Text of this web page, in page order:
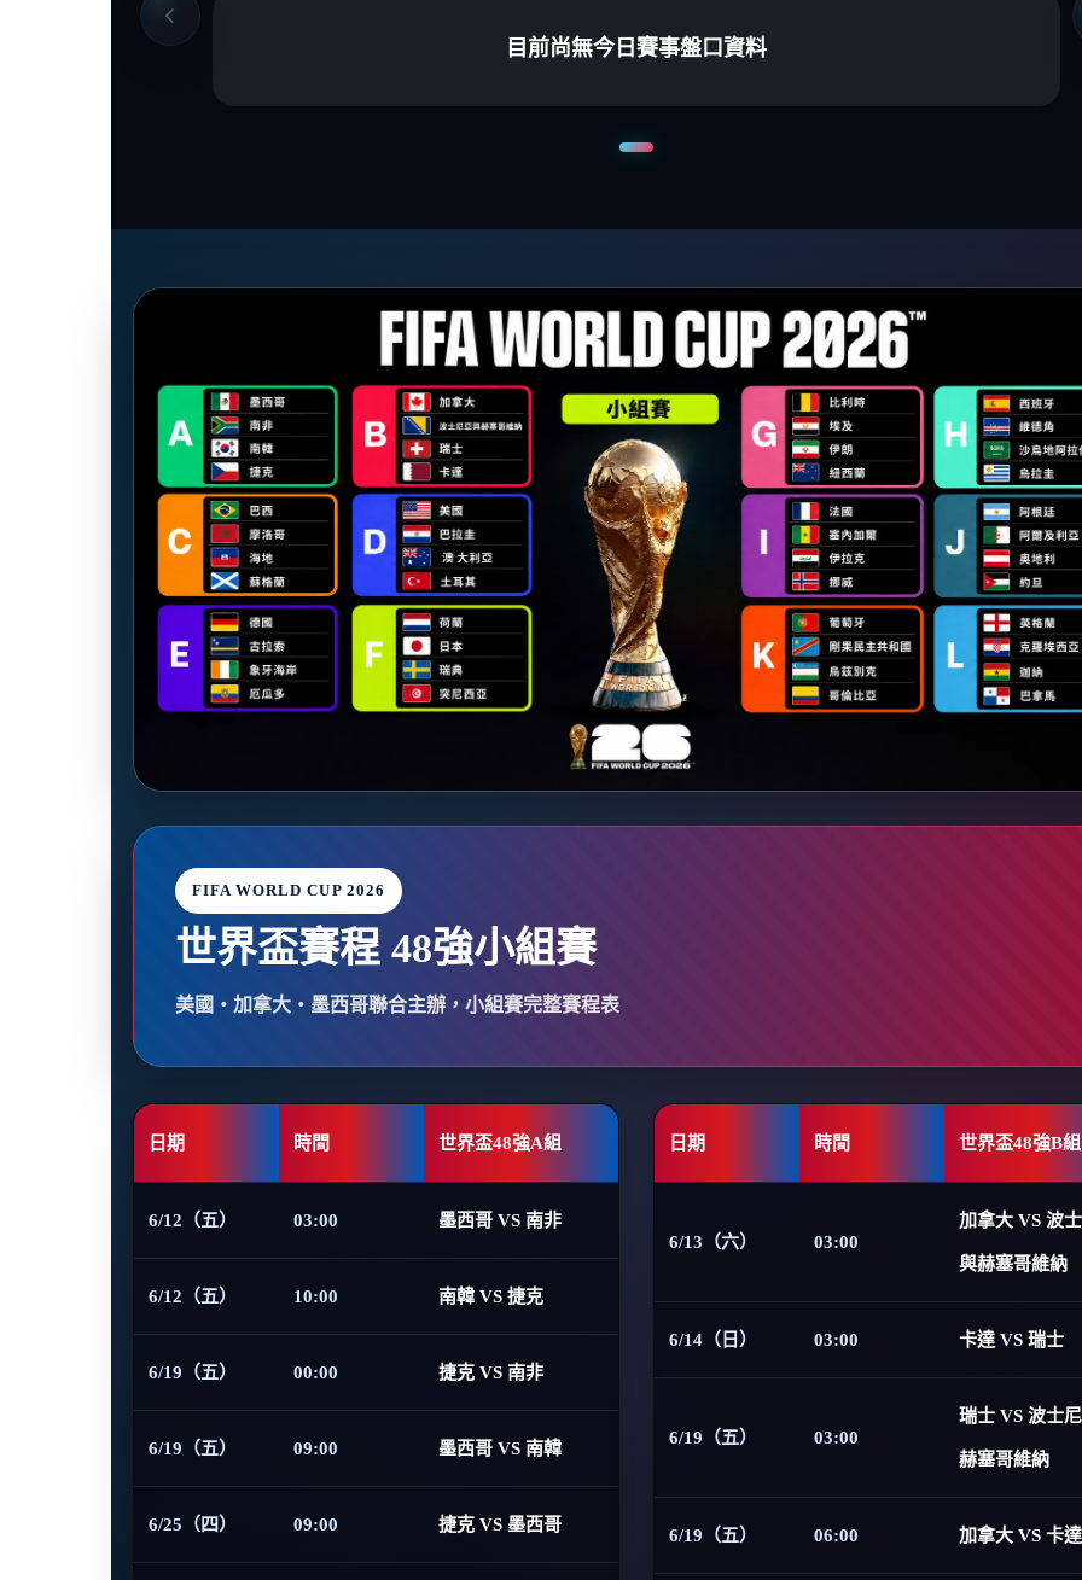
目前尚無今日賽事盤口資料
FIFA WORLD CUP 2026
世界盃賽程 48強小組賽
美國・加拿大・墨西哥聯合主辦，小組賽完整賽程表
日期 時間 世界盃48強A組
6/12（五） 03:00 墨西哥 VS 南非
6/12（五） 10:00 南韓 VS 捷克
6/19（五） 00:00 捷克 VS 南非
6/19（五） 09:00 墨西哥 VS 南韓
6/25（四） 09:00 捷克 VS 墨西哥
日期 時間 世界盃48強B組
6/13（六） 03:00
加拿大 VS 波
與赫塞哥維納
6/14（日） 03:00 卡達 VS 瑞士
6/19（五） 03:00
瑞士 VS 波士
赫塞哥維納
6/19（五） 06:00 加拿大 VS 卡達